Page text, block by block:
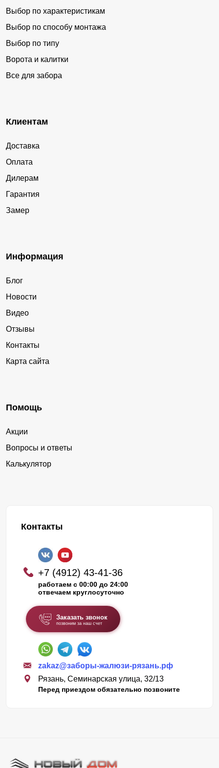
Выбор по характеристикам
Выбор по способу монтажа
Выбор по типу
Ворота и калитки
Все для забора
Клиентам
Доставка
Оплата
Дилерам
Гарантия
Замер
Информация
Блог
Новости
Видео
Отзывы
Контакты
Карта сайта
Помощь
Акции
Вопросы и ответы
Калькулятор
Контакты
+7 (4912) 43-41-36
работаем с 00:00 до 24:00
отвечаем круглосуточно
Заказать звонок
позвоним за наш счет
zakaz@заборы-жалюзи-рязань.рф
Рязань, Семинарская улица, 32/13
Перед приездом обязательно позвоните